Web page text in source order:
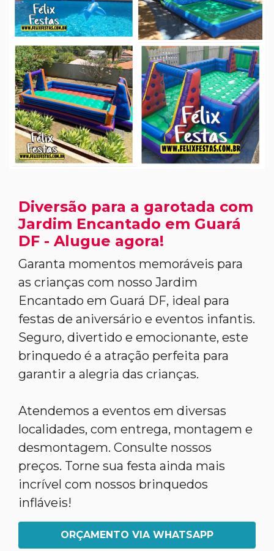
Diversão para a garotada com
Jardim Encantado em Guará
DF - Alugue agora!
Garanta momentos memoráveis para
as crianças com nosso Jardim
Encantado em Guará DF, ideal para
festas de aniversário e eventos infantis.
Seguro, divertido e emocionante, este
brinquedo é a atração perfeita para
garantir a alegria das crianças.
Atendemos a eventos em diversas
localidades, com entrega, montagem e
desmontagem. Consulte nossos
preços. Torne sua festa ainda mais
incrível com nossos brinquedos
infláveis!
ORÇAMENTO VIA WHATSAPP